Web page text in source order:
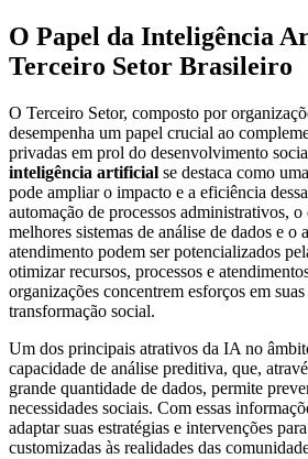
O Papel da Inteligência
Terceiro Setor Brasileiro
O Terceiro Setor, composto por
desempenha um papel crucial ao
privadas em prol do desenvolvimento
inteligência artificial se destaca como
pode ampliar o impacto e a eficiência
automação de processos administrativos,
melhores sistemas de análise de dados e o
atendimento podem ser potencializados
otimizar recursos, processos e
organizações concentrem esforços em
transformação social.
Um dos principais atrativos da IA no
capacidade de análise preditiva, que,
grande quantidade de dados, permite
necessidades sociais. Com essas
adaptar suas estratégias e intervenções
customizadas às realidades das